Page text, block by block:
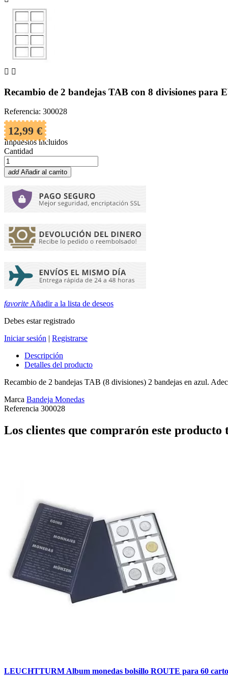
 
Recambio de 2 bandejas TAB con 8 divisiones para
Referencia: 300028
12,99 €
Impuestos incluidos
Cantidad
add Añadir al carrito
favoriteAñadir a la lista de deseos
Debes estar registrado
Iniciar sesión | Registrarse
Descripción
Detalles del producto
Recambio de 2 bandejas TAB (8 divisiones) 2 bandejas en azul.
Marca Bandeja Monedas
Referencia 300028
Los clientes que comprarón este
LEUCHTTURM Album monedas bolsillo ROUTE para 60